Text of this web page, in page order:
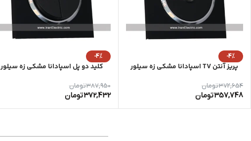
-4%
پریز آنتن TV اسپادانا مشکی زه سیلور
372,654تومان
357,748تومان
-4%
کلید دو پل اسپادانا مشکی زه سیلور
387,950تومان
372,432تومان